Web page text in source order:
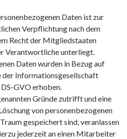
Daten ist zur
Verpflichtung nach dem
Recht der Mitgliedstaaten
Verantwortliche unterliegt.
Daten wurden in Bezug auf
der Informationsgesellschaft
GVO erhoben.
Gründe zutrifft und eine
von personenbezogenen
gespeichert sind, veranlassen
jederzeit an einen Mitarbeiter